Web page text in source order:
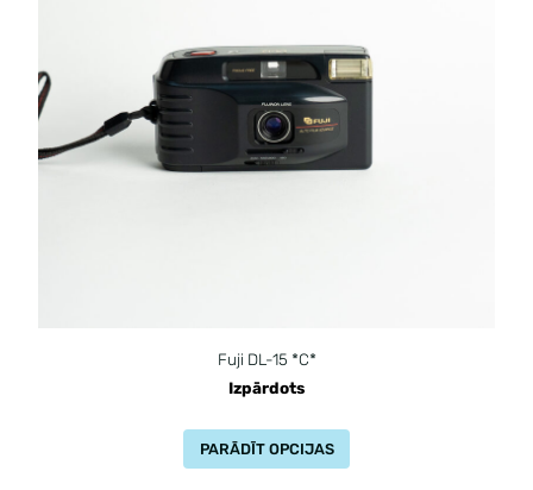
Fuji DL-15 *C*
Izpārdots
PARĀDĪT OPCIJAS